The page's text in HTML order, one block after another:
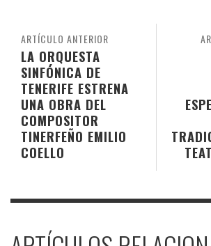
ARTÍCULO ANTERIOR
LA ORQUESTA
SINFÓNICA DE
TENERIFE ESTRENA
UNA OBRA DEL
COMPOSITOR
TINERFEÑO EMILIO
COELLO